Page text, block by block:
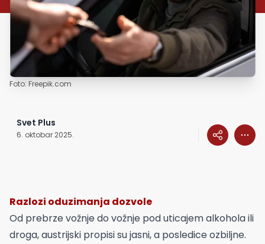
Foto: Freepik.com
Svet Plus
6. oktobar 2025.
Razlozi oduzimanja dozvole
Od prebrze vožnje do vožnje pod uticajem alkohola ili
droga, austrijski propisi su jasni, a posledice ozbiljne.